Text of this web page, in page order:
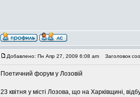
Добавлено: Пн Апр 27, 2009 6:08 am Заголовок
Поетичний форум у Лозовій
23 квітня у місті Лозова, що на Харківщині,